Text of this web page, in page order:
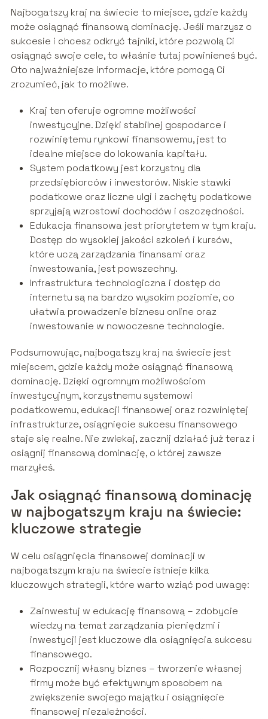
Najbogatszy kraj na świecie to miejsce, gdzie każdy
może osiągnąć finansową dominację. Jeśli marzysz o
sukcesie i chcesz odkryć tajniki, które pozwolą Ci
osiągnąć swoje cele, to właśnie tutaj powinieneś być.
Oto najważniejsze informacje, które pomogą Ci
zrozumieć, jak to możliwe.
Kraj ten oferuje ogromne możliwości
inwestycyjne. Dzięki stabilnej gospodarce i
rozwiniętemu rynkowi finansowemu, jest to
idealne miejsce do lokowania kapitału.
System podatkowy jest korzystny dla
przedsiębiorców i inwestorów. Niskie stawki
podatkowe oraz liczne ulgi i zachęty podatkowe
sprzyjają wzrostowi dochodów i oszczędności.
Edukacja finansowa jest priorytetem w tym kraju.
Dostęp do wysokiej jakości szkoleń i kursów,
które uczą zarządzania finansami oraz
inwestowania, jest powszechny.
Infrastruktura technologiczna i dostęp do
internetu są na bardzo wysokim poziomie, co
ułatwia prowadzenie biznesu online oraz
inwestowanie w nowoczesne technologie.
Podsumowując, najbogatszy kraj na świecie jest
miejscem, gdzie każdy może osiągnąć finansową
dominację. Dzięki ogromnym możliwościom
inwestycyjnym, korzystnemu systemowi
podatkowemu, edukacji finansowej oraz rozwiniętej
infrastrukturze, osiągnięcie sukcesu finansowego
staje się realne. Nie zwlekaj, zacznij działać już teraz i
osiągnij finansową dominację, o której zawsze
marzyłeś.
Jak osiągnąć finansową dominację
w najbogatszym kraju na świecie:
kluczowe strategie
W celu osiągnięcia finansowej dominacji w
najbogatszym kraju na świecie istnieje kilka
kluczowych strategii, które warto wziąć pod uwagę:
Zainwestuj w edukację finansową – zdobycie
wiedzy na temat zarządzania pieniędzmi i
inwestycji jest kluczowe dla osiągnięcia sukcesu
finansowego.
Rozpocznij własny biznes – tworzenie własnej
firmy może być efektywnym sposobem na
zwiększenie swojego majątku i osiągnięcie
finansowej niezależności.